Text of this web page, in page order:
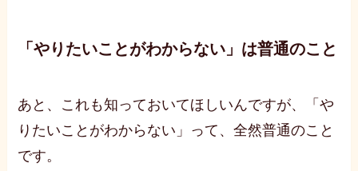
「やりたいことがわからない」は普通のこと
あと、これも知っておいてほしいんですが、「や
りたいことがわからない」って、全然普通のこと
です。